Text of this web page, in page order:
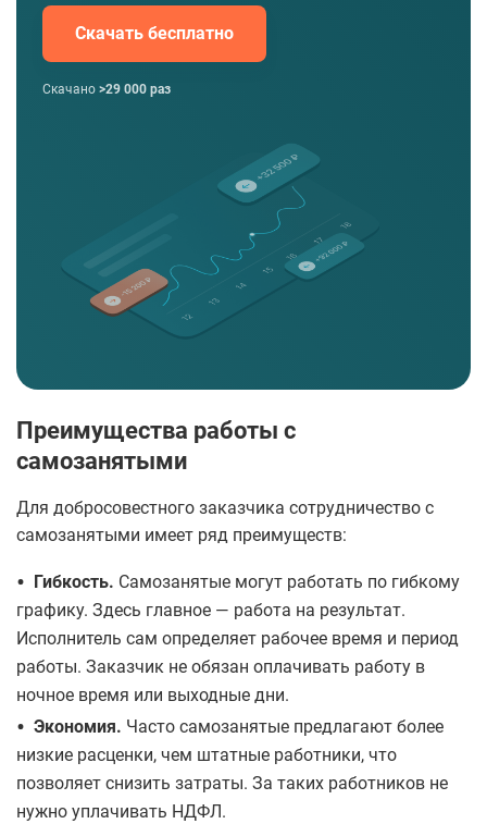
Скачать бесплатно
Скачано >29 000 раз
Преимущества работы с
самозанятыми
Для добросовестного заказчика сотрудничество с
самозанятыми имеет ряд преимуществ:
• Гибкость. Самозанятые могут работать по гибкому
графику. Здесь главное — работа на результат.
Исполнитель сам определяет рабочее время и период
работы. Заказчик не обязан оплачивать работу в
ночное время или выходные дни.
• Экономия. Часто самозанятые предлагают более
низкие расценки, чем штатные работники, что
позволяет снизить затраты. За таких работников не
нужно уплачивать НДФЛ.